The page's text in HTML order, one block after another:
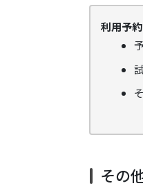
利用予
その